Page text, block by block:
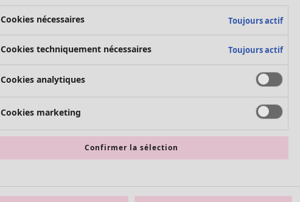
Cookies nécessaires Toujours actif
Cookies techniquement nécessaires Toujours actif
Cookies analytiques
Cookies marketing
Confirmer la sélection